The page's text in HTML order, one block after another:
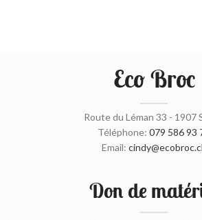
Eco Broc
Route du Léman 33 - 1907
Téléphone: 079 586 93
Email:
Don de